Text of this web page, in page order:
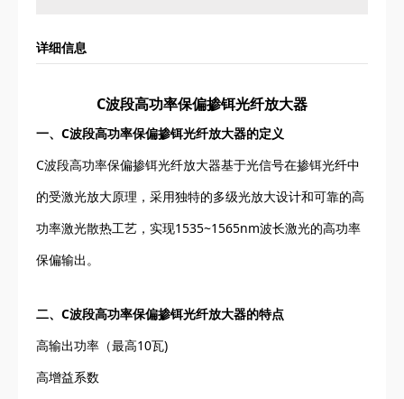
详细信息
C波段高功率保偏掺铒光纤放大器
一、C波段高功率保偏掺铒光纤放大器的定义
C波段高功率保偏掺铒光纤放大器基于光信号在掺铒光纤中
的受激光放大原理，采用独特的多级光放大设计和可靠的高
功率激光散热工艺，实现1535~1565nm波长激光的高功率
保偏输出。
二、C波段高功率保偏掺铒光纤放大器的特点
高输出功率（最高10瓦)
高增益系数